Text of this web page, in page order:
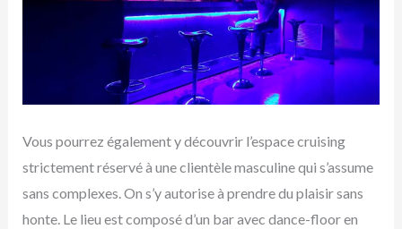
Vous pourrez également y découvrir l’espace cruising
strictement réservé à une clientèle masculine qui s’assume
sans complexes. On s’y autorise à prendre du plaisir sans
honte. Le lieu est composé d’un bar avec dance-floor en